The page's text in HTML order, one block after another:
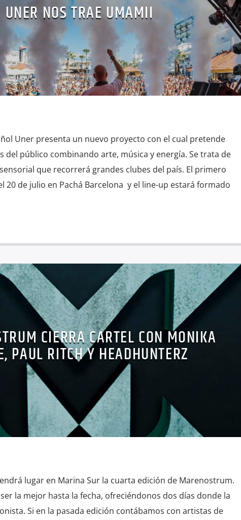
UNER NOS TRAE UMAMII
Uner presenta un nuevo proyecto con el cual pretende
del público combinando arte, música y energía. Se trata de
que recorrerá grandes clubes del país. El primero
20 de julio en Pachá Barcelona y el line-up estará formado
CIERRA CARTEL CON MONIKA
PAUL RITCH Y HEADHUNTERZ
lugar en Marina Sur la cuarta edición de Marenostrum.
la mejor hasta la fecha, ofreciéndonos dos días donde la
Si en la pasada edición contábamos con artistas de